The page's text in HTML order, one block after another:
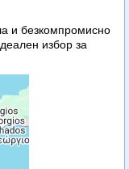
и безкомпромисно
избор за